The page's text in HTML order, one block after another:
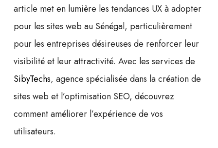
article met en lumière les tendances UX à adopter
pour les sites web au Sénégal, particulièrement
pour les entreprises désireuses de renforcer leur
visibilité et leur attractivité. Avec les services de
SibyTechs, agence spécialisée dans lacréation de
sites web et l’optimisation SEO, découvrez
comment améliorer l’expérience de vos
utilisateurs.